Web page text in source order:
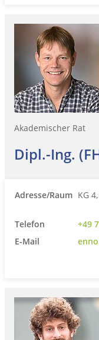
Akademischer Rat
Dipl.-Ing.
Adresse/Raum KG
Telefon
+49
E-Mail